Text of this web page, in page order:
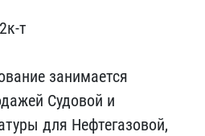
т​
занимается
Судовой и​
для Нефтегазовой,